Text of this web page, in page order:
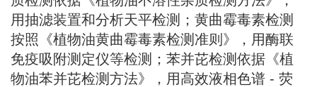
用抽滤装置和分析天平检测；黄曲霉毒素检测
按照《植物油黄曲霉毒素检测准则》，用酶联
免疫吸附测定仪等检测；苯并芘检测依据《植
物油苯并芘检测方法》，用高效液相色谱 - 荧